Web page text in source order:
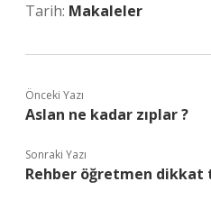
Tarih: Makaleler
Önceki Yazı
Aslan ne kadar zıplar ?
Sonraki Yazı
Rehber öğretmen